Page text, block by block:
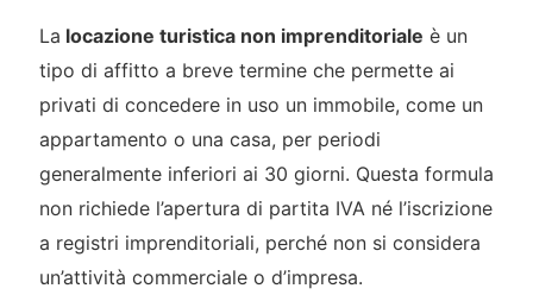
La locazione turistica non imprenditoriale è un
tipo di affitto a breve termine che permette ai
privati di concedere in uso un immobile, come un
appartamento o una casa, per periodi
generalmente inferiori ai 30 giorni. Questa formula
non richiede l’apertura di partita IVA né l’iscrizione
a registri imprenditoriali, perché non si considera
un’attività commerciale o d’impresa.